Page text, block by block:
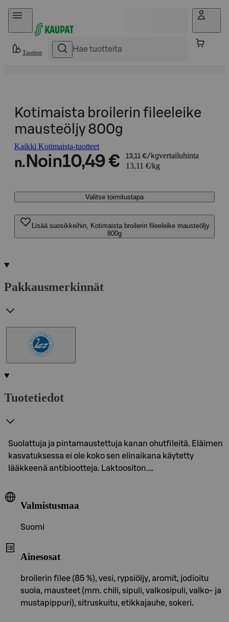
Hyppää sisältöön
Tuotteet
Kotimaista broilerin fileeleike
mausteöljy 800g
Kaikki Kotimaista-tuotteet
n. Noin10,49 € 13,11 €/kgvertailuhinta
13,11 €/kg
Valitse toimitustapa
Lisää suosikkeihin, Kotimaista broilerin fileeleike mausteöljy
800g
Pakkausmerkinnät
Tuotetiedot
Suolattuja ja pintamaustettuja kanan ohutfileitä. Eläimen
kasvatuksessa ei ole koko sen elinaikana käytetty
lääkkeenä antibiootteja. Laktoositon.…
Valmistusmaa
Suomi
Ainesosat
broilerin filee (85 %), vesi, rypsiöljy, aromit, jodioitu
suola, mausteet (mm. chili, sipuli, valkosipuli, valko- ja
mustapippuri), sitruskuitu, etikkajauhe, sokeri.